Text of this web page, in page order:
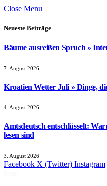
Close Menu
Neueste Beiträge
Bäume ausreißen Spruch »
7. August 2026
Kroatien Wetter Juli » Dinge,
4. August 2026
Amtsdeutsch entschlüsselt:
lesen sind
3. August 2026
Facebook X (Twitter) Instagram